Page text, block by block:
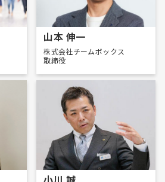
山本 伸一
株式会社チームボックス
取締役